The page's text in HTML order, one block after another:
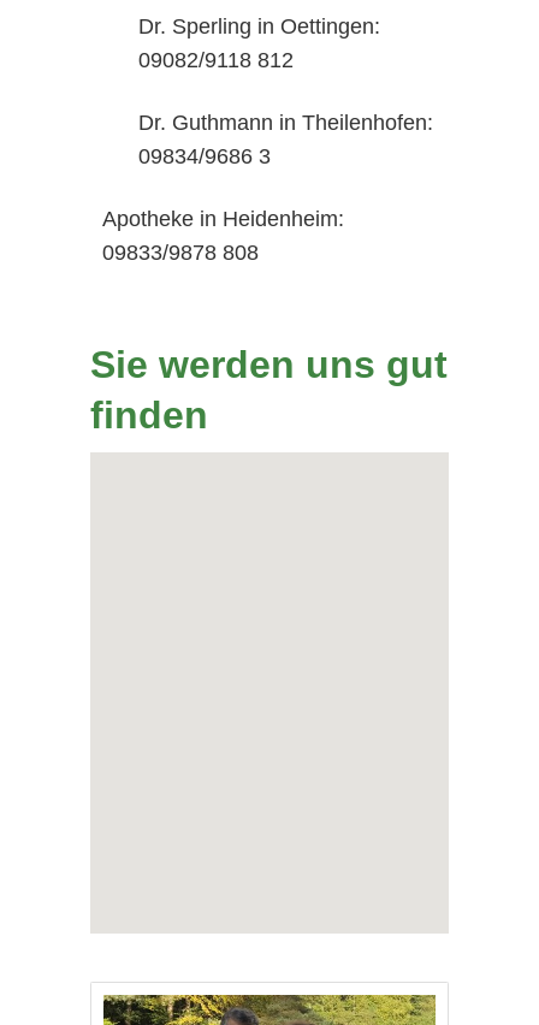
Dr. Sperling in Oettingen:
09082/9118 812
Dr. Guthmann in Theilenhofen:
09834/9686 3
Apotheke in Heidenheim:
09833/9878 808
Sie werden uns gut
finden